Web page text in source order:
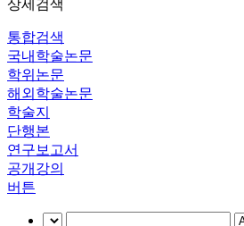
상세검색
통합검색
국내학술논문
학위논문
해외학술논문
학술지
단행본
연구보고서
공개강의
버튼